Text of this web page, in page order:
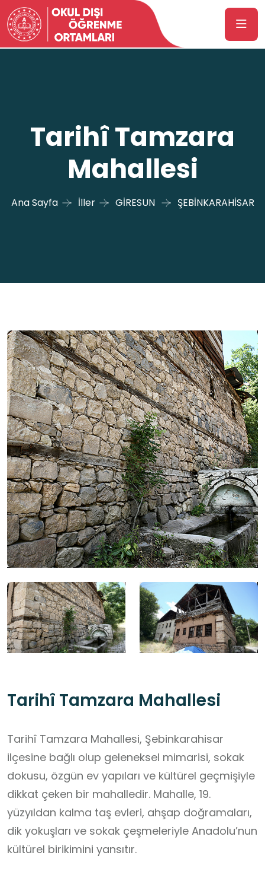
Tarihî Tamzara
Mahallesi
Ana Sayfa İller GİRESUN ŞEBİNKARAHİSAR
Tarihî Tamzara Mahallesi
Tarihî Tamzara Mahallesi, Şebinkarahisar
ilçesine bağlı olup geleneksel mimarisi, sokak
dokusu, özgün ev yapıları ve kültürel geçmişiyle
dikkat çeken bir mahalledir. Mahalle, 19.
yüzyıldan kalma taş evleri, ahşap doğramaları,
dik yokuşları ve sokak çeşmeleriyle Anadolu’nun
kültürel birikimini yansıtır.